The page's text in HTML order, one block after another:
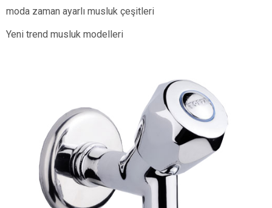
moda zaman ayarlı musluk çeşitleri
Yeni trend musluk modelleri